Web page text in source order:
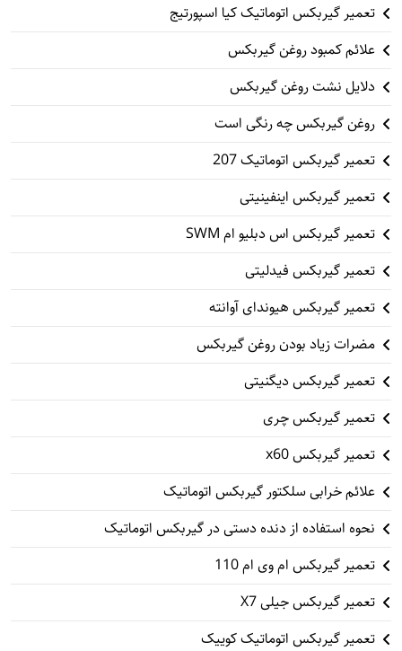
تعمیر گیربکس اتوماتیک کیا اسپورتیج
علائم کمبود روغن گیربکس
دلایل نشت روغن گیربکس
روغن گیربکس چه رنگی است
تعمیر گیربکس اتوماتیک 207
تعمیر گیربکس اینفینیتی
تعمیر گیربکس اس دبلیو ام SWM
تعمیر گیربکس فیدلیتی
تعمیر گیربکس هیوندای آوانته
مضرات زیاد بودن روغن گیربکس
تعمیر گیربکس دیگنیتی
تعمیر گیربکس چری
تعمیر گیربکس x60
علائم خرابی سلکتور گیربکس اتوماتیک
نحوه استفاده از دنده دستی در گیربکس اتوماتیک
تعمیر گیربکس ام وی ام 110
تعمیر گیربکس جیلی X7
تعمیر گیربکس اتوماتیک کوییک